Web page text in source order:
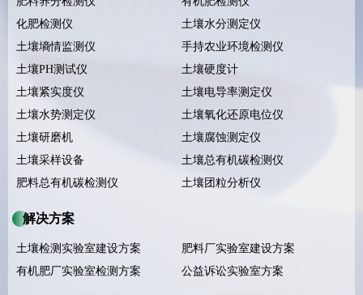
化肥检测仪
土壤水分测定仪
土壤墒情监测仪
手持农业环境检测仪
土壤PH测试仪
土壤硬度计
土壤紧实度仪
土壤电导率测定仪
土壤水势测定仪
土壤氧化还原电位仪
土壤研磨机
土壤腐蚀测定仪
土壤采样设备
土壤总有机碳检测仪
肥料总有机碳检测仪
土壤团粒分析仪
解决方案
土壤检测实验室建设方案
肥料厂实验室建设方案
有机肥厂实验室检测方案
公益诉讼实验室方案